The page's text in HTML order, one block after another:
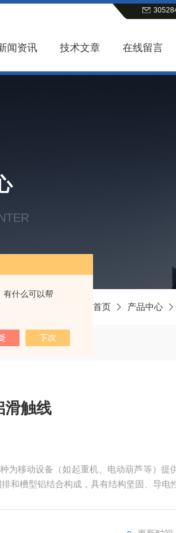
有什么可以帮
闻资讯 技术文章 在线留言
首页 产品中心
滑触线
为移动设备（如起重机、电动葫芦等）提
和槽型铝结合构成，具有结构坚固、导电